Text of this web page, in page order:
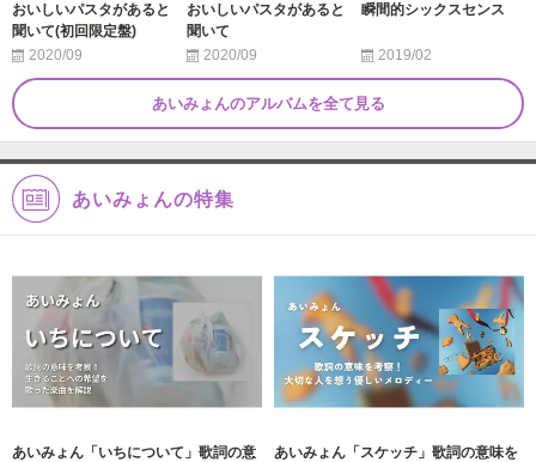
おいしいパスタがあると
聞いて(初回限定盤)
2020/09
おいしいパスタがあると
聞いて
2020/09
瞬間的シックスセンス
2019/02
あいみょんのアルバムを全て見る
あいみょんの特集
あいみょん「いちについて」歌詞の意
あいみょん「スケッチ」歌詞の意味を